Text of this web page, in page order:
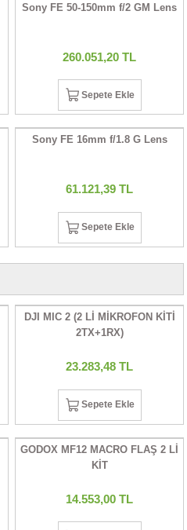
Sony FE 50-150mm f/2 GM Lens
260.051,20 TL
Sepete Ekle
Sony FE 16mm f/1.8 G Lens
61.121,39 TL
Sepete Ekle
DJI MIC 2 (2 Lİ MİKROFON KİTİ
2TX+1RX)
23.283,48 TL
Sepete Ekle
GODOX MF12 MACRO FLAŞ 2 Lİ
KİT
14.553,00 TL